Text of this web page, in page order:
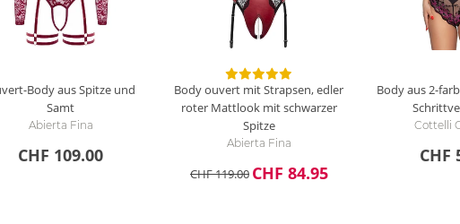
Body aus Spitze und
Samt
Abierta Fina
CHF 109.00
Body ouvert mit Strapsen, edler
roter Mattlook mit schwarzer
Spitze
Abierta Fina
CHF 119.00 CHF 84.95
Body aus 2-
Cottelli
CHF